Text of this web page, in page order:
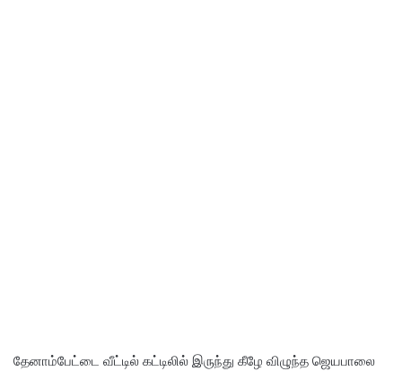
தேனாம்பேட்டை வீட்டில் கட்டிலில் இருந்து கீழே விழுந்த ஜெயபாலை